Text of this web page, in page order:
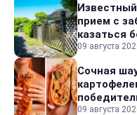
прием с
казаться
09 августа
Сочная
09 августа